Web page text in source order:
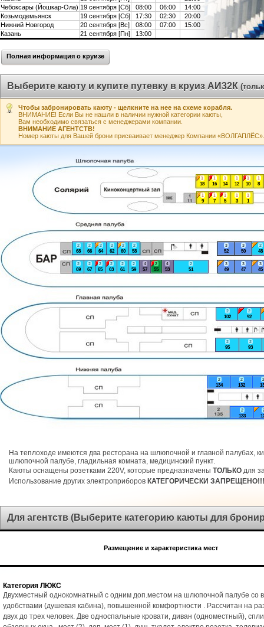
Чебоксары (Йошкар-Ола) 19 сентября [Сб] 08:00 06:00
14:00
Козьмодемьянск
19 сентября [Сб] 17:30 02:30
20:00
Нижний Новгород
20 сентября [Вс] 08:00 07:00
15:00
Казань
21 сентября [Пн] 13:00
Полная информация о круизе
Выберите каюту и купите путевку в круиз АИ32К
Чтобы забронировать каюту - щелкните на нее на схеме корабля.
ВНИМАНИЕ! Если Вы не нашли в наличии нужной категории каюты,
Вам необходимо связаться с менеджерами компании.
ВНИМАНИЕ АГЕНТСТВ!
Номер каюты для Вашей брони присваивает менеджер Компании «ВОЛГАПЛЁС».
1
1
1
10
2
102
1
12
2
2
132
2
133
2
134
1
14
1
16
1
18
1
3
3
45
3
47
2
48
3
49
1
5
3
50
2
51
3
52
4
53
2
55
4
57
2
58
2
59
2
60
2
61
2
62
2
63
2
64
2
65
2
66
2
67
2
68
2
69
1
7
1
8
1
9
2
92
2
93
2
95
На теплоходе имеются два ресторана на шлюпочной и главной палубах,
шлюпочной палубе, гладильная комната, медицинский пункт.
Каюты оснащены розетками 220V, которые предназначены ТОЛЬКО для
Использование других электроприборов КАТЕГОРИЧЕСКИ ЗАПРЕЩЕНО!!!
Для агентств (Выберите категорию каюты для
Размещение и характеристика мест
Категория ЛЮКС
Двухместный однокомнатный с одним доп.местом на шлюпочной палубе со
удобствами (душевая кабина), повышенной комфортности . Рассчитан на
двух до трех человек. Две односпальные кровати, диван (одноместный),